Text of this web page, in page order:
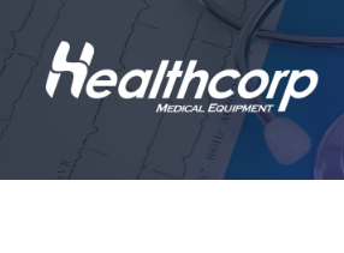
contenido